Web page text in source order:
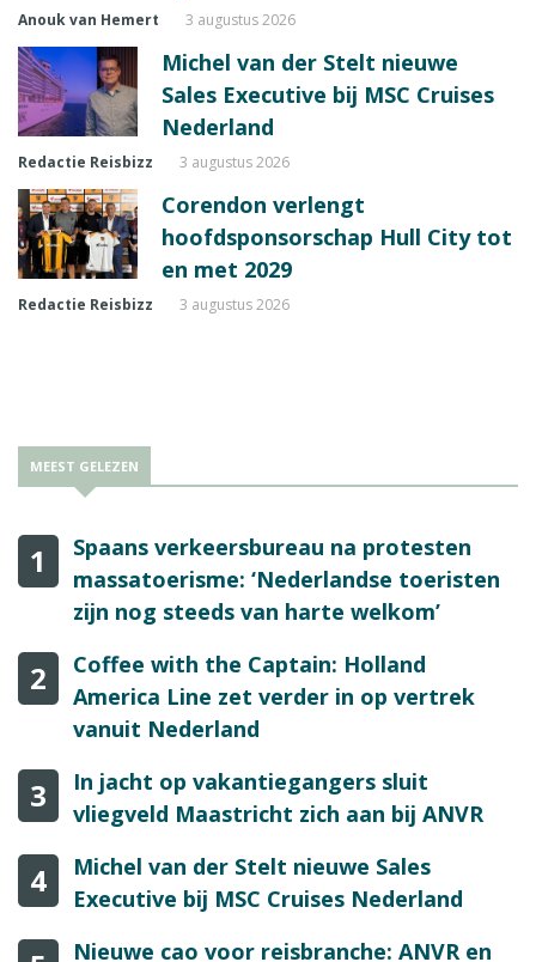
Anouk van Hemert 3 augustus 2026
Michel van der Stelt nieuwe
Sales Executive bij MSC Cruises
Nederland
Redactie Reisbizz 3 augustus 2026
Corendon verlengt
hoofdsponsorschap Hull City tot
en met 2029
Redactie Reisbizz 3 augustus 2026
MEEST GELEZEN
1
Spaans verkeersbureau na protesten
massatoerisme: ‘Nederlandse toeristen
zijn nog steeds van harte welkom’
2
Coffee with the Captain: Holland
America Line zet verder in op vertrek
vanuit Nederland
3
In jacht op vakantiegangers sluit
vliegveld Maastricht zich aan bij ANVR
4
Michel van der Stelt nieuwe Sales
Executive bij MSC Cruises Nederland
Nieuwe cao voor reisbranche: ANVR en